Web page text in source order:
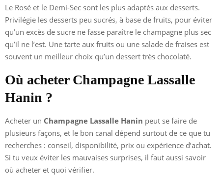
Le Rosé et le Demi-Sec sont les plus adaptés aux desserts.
Privilégie les desserts peu sucrés, à base de fruits, pour éviter
qu’un excès de sucre ne fasse paraître le champagne plus sec
qu’il ne l’est. Une tarte aux fruits ou une salade de fraises est
souvent un meilleur choix qu’un dessert très chocolaté.
Où acheter Champagne Lassalle
Hanin ?
Acheter un Champagne Lassalle Hanin peut se faire de
plusieurs façons, et le bon canal dépend surtout de ce que tu
recherches : conseil, disponibilité, prix ou expérience d’achat.
Si tu veux éviter les mauvaises surprises, il faut aussi savoir
où acheter et quoi vérifier.